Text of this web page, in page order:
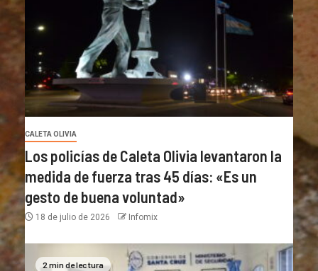
CALETA OLIVIA
Los policías de Caleta Olivia levantaron la
medida de fuerza tras 45 días: «Es un
gesto de buena voluntad»
18 de julio de 2026 Infomix
2 min de lectura